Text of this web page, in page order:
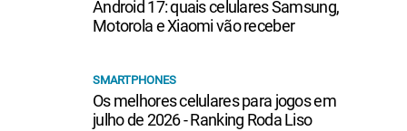
Android 17: quais celulares Samsung,
Motorola e Xiaomi vão receber
SMARTPHONES
Os melhores celulares para jogos em
julho de 2026 - Ranking Roda Liso